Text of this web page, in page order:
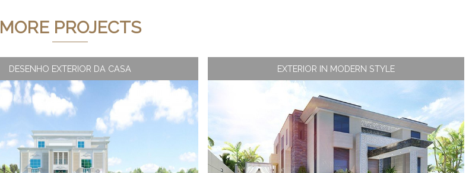
MORE PROJECTS
DESENHO EXTERIOR DA CASA EXTERIOR IN MODERN STYLE